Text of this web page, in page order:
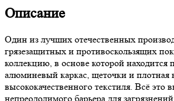
Описание
Один из лучших отечественных
грязезащитных и противоскользящих
коллекцию, в основе которой находится
алюминевый каркас, щеточки и плотная
высококачественного текстиля. Всё это
непреодолимого барьера для загрязнений.